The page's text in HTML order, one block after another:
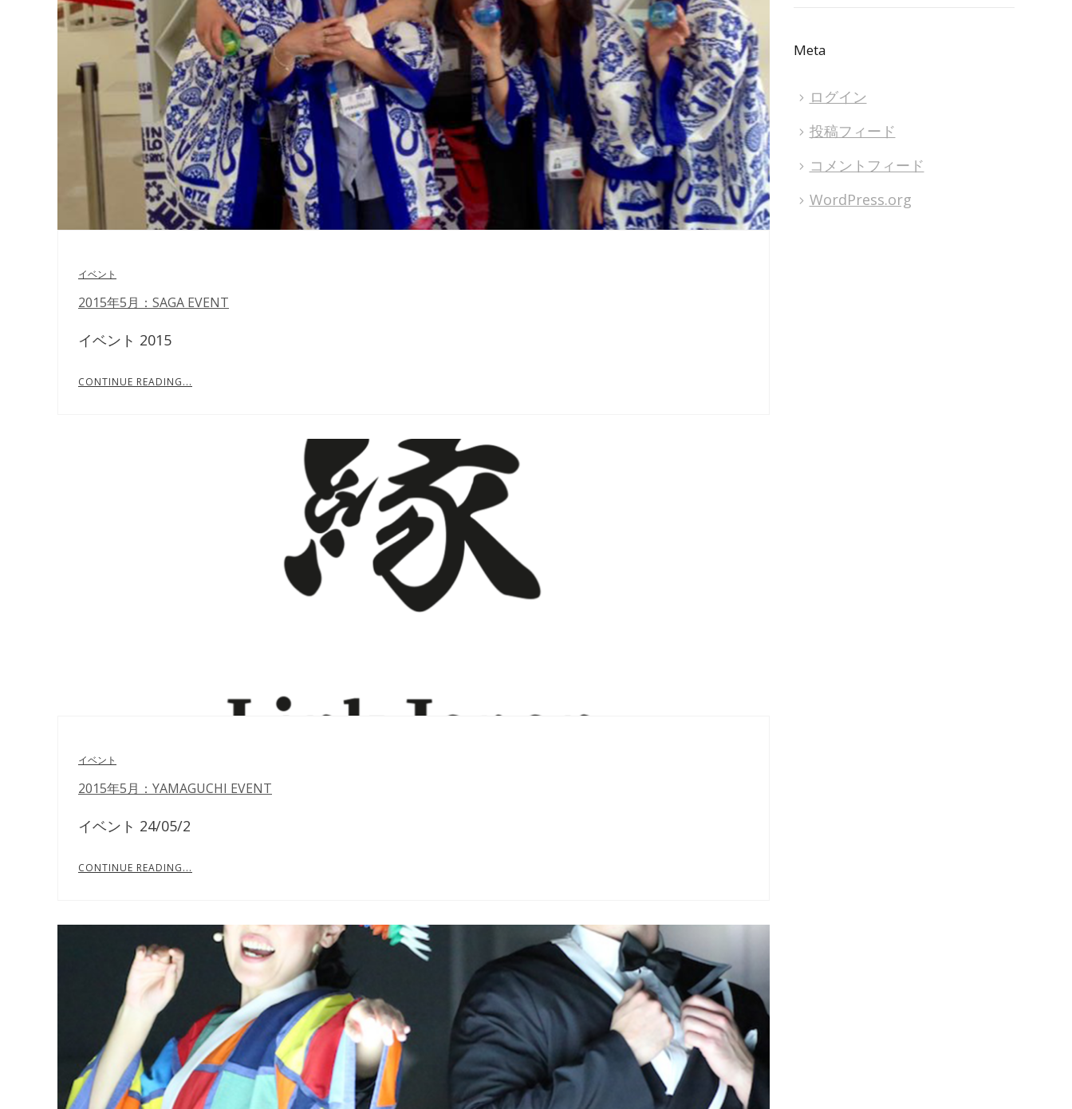
イベント
2015年5月：SAGA EVENT
イベント 2015
CONTINUE READING...
イベント
2015年5月：YAMAGUCHI EVENT
イベント 24/05/2
CONTINUE READING...
Meta
ログイン
投稿フィード
コメントフィード
WordPress.org